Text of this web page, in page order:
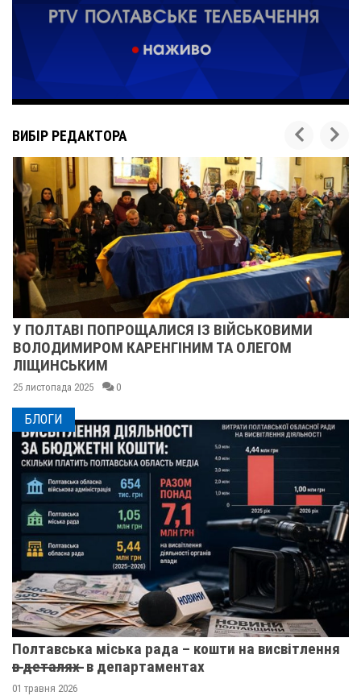
ВИБІР РЕДАКТОРА
У ПОЛТАВІ ПОПРОЩАЛИСЯ ІЗ ВІЙСЬКОВИМИ
ВОЛОДИМИРОМ КАРЕНГІНИМ ТА ОЛЕГОМ
ЛІЩИНСЬКИМ
25 листопада 2025 0
БЛОГИ
Полтавська міська рада – кошти на висвітлення
в̶ ̶д̶е̶т̶а̶л̶я̶х̶ ̶ в департаментах
01 травня 2026